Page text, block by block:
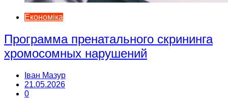
Економіка
Программа пренатального скрининга
хромосомных нарушений
Іван Мазур
21.05.2026
0